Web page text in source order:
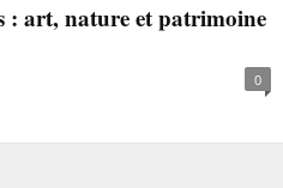
: art, nature et patrimoine
0